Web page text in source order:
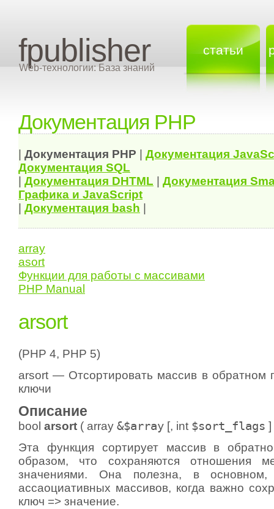
fpublisher
Web-технологии: База знаний
статьи
Документация PHP
Документация PHP Документация
Документация SQL
Документация DHTML
Документация
Графика и JavaScript
Документация bash
array
asort
Функции для работы с массивами
PHP Manual
arsort
(PHP 4, PHP 5)
arsort — Отсортировать массив в обратном
ключи
Описание
bool arsort ( array &$array [, int $sort_flags ]
Эта функция сортирует массив в
образом, что сохраняются отношения
значениями. Она полезна, в основном,
ассаоциативных массивов, когда важно
ключ => значение.